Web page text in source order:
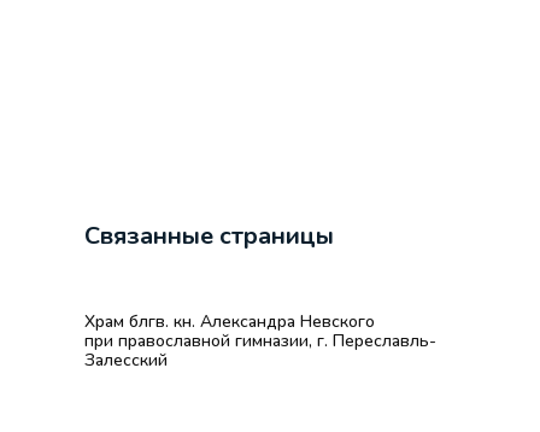
Связанные страницы
Храм блгв. кн. Александра Невского
при православной гимназии, г. Переславль-
Залесский